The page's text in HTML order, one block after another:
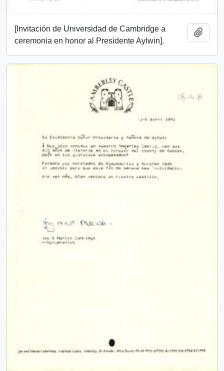
[Invitación de Universidad de Cambridge a
ceremonia en honor al Presidente Aylwin].